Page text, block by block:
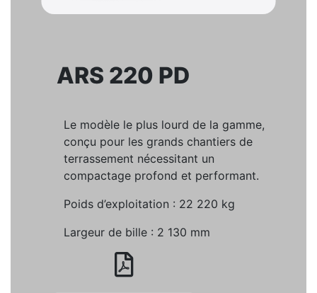
ARS 220 PD
Le modèle le plus lourd de la gamme,
conçu pour les grands chantiers de
terrassement nécessitant un
compactage profond et performant.
Poids d’exploitation : 22 220 kg
Largeur de bille : 2 130 mm